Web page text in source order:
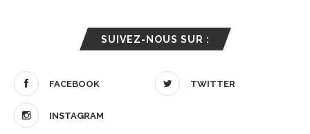
SUIVEZ-NOUS SUR :
FACEBOOK TWITTER
INSTAGRAM